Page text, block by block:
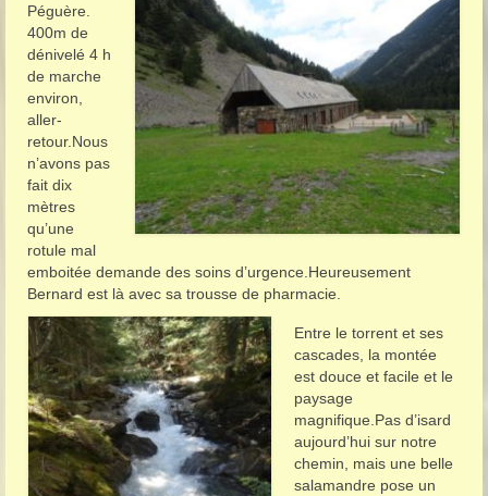
Péguère.
400m de
dénivelé 4 h
de marche
environ,
aller-
retour.Nous
n’avons pas
fait dix
mètres
qu’une
rotule mal
emboitée demande des soins d’urgence.Heureusement
Bernard est là avec sa trousse de pharmacie.
Entre le torrent et ses
cascades, la montée
est douce et facile et le
paysage
magnifique.Pas d’isard
aujourd’hui sur notre
chemin, mais une belle
salamandre pose un